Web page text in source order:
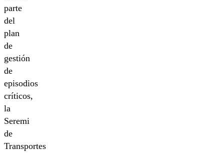
parte
del
plan
de
gestión
de
episodios
críticos,
la
Seremi
de
Transportes